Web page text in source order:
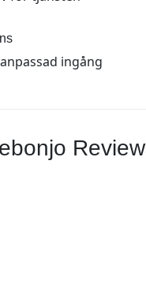
ingång